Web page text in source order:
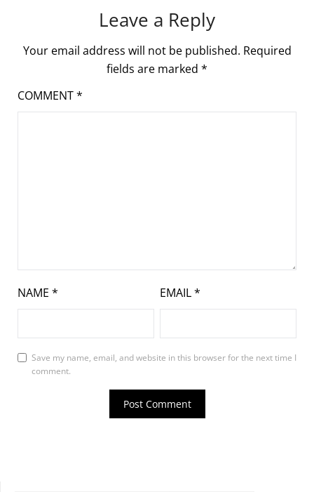
Leave a Reply
Your email address will not be published. Required
fields are marked *
COMMENT*
NAME * EMAIL*
Save my name, email, and website in this browser for the next time I
comment.